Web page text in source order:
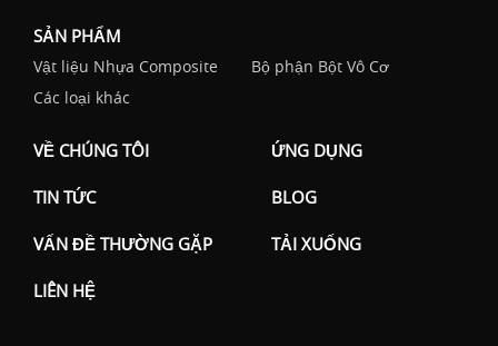
SẢN PHẨM
Vật liệu Nhựa Composite
Bộ phận Bột Vô Cơ
Các loại khác
VỀ CHÚNG TÔI ỨNG DỤNG
TIN TỨC BLOG
VẤN ĐỀ THƯỜNG GẶP TẢI XUỐNG
LIÊN HỆ